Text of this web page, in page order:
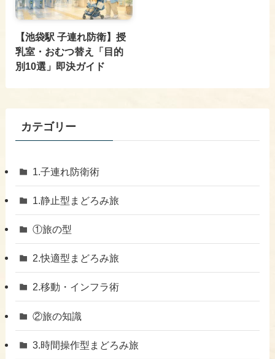
【池袋駅 子連れ防衛】授
乳室・おむつ替え「目的
別10選」即決ガイド
カテゴリー
1.子連れ防衛術
1.静止型まどろみ旅
①旅の型
2.快適型まどろみ旅
​2.移動・インフラ術
②旅の知識
3.時間操作型まどろみ旅